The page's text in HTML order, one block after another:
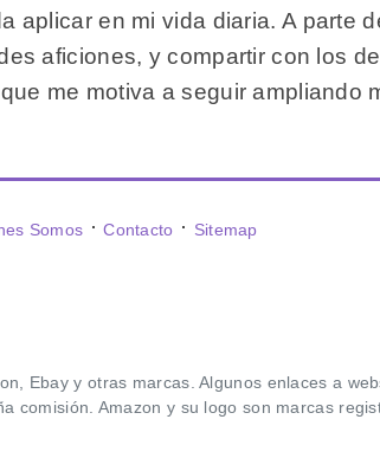
aplicar en mi vida diaria. A parte
aficiones, y compartir con los
me motiva a seguir ampliando
Somos ⋅ Contacto ⋅ Sitemap
Ebay y otras marcas. Algunos enlaces a
comisión. Amazon y su logo son marcas